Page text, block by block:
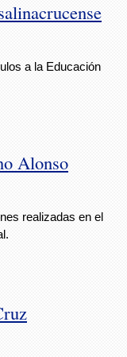
a la Educación
Alonso
realizadas en el